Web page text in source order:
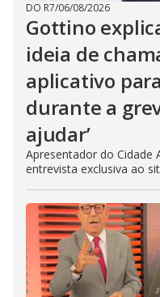
DO R7/06/08/2026
Gottino
ideia de
aplicativo
durante a
ajudar’
Apresentador do Cidade
entrevista exclusiva ao